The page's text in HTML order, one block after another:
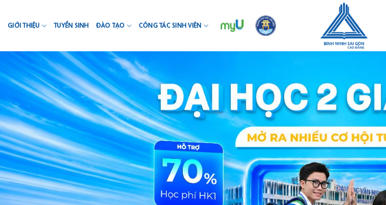
GIỚI THIỆU TUYỂN SINH ĐÀO TẠO CÔNG TÁC SINH VIÊN